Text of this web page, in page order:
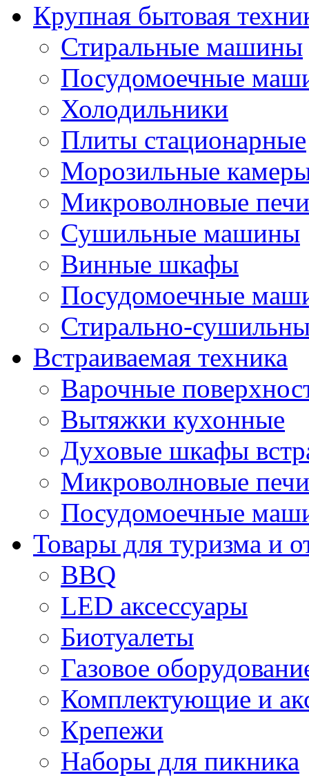
Крупная бытовая
Стиральные машины
Посудомоечные
Холодильники
Плиты стационарные
Морозильные
Микроволновые печи
Сушильные машины
Винные шкафы
Посудомоечные
Стирально-
Встраиваемая техника
Варочные
Вытяжки кухонные
Духовые шкафы
Микроволновые
Посудомоечные
Товары для туризма и
BBQ
LED аксессуары
Биотуалеты
Газовое
Комплектующие и
Крепежи
Наборы для пикника